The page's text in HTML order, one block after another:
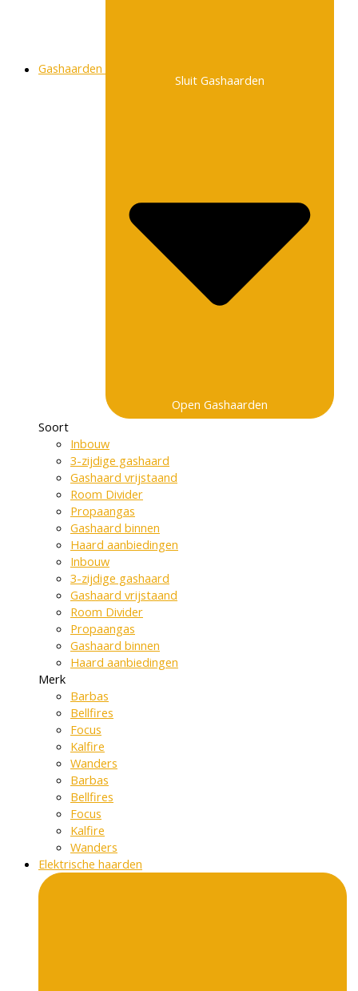
Gashaarden
Sluit Gashaarden
Open Gashaarden
Soort
Inbouw
3-zijdige gashaard
Gashaard vrijstaand
Room Divider
Propaangas
Gashaard binnen
Haard aanbiedingen
Inbouw
3-zijdige gashaard
Gashaard vrijstaand
Room Divider
Propaangas
Gashaard binnen
Haard aanbiedingen
Merk
Barbas
Bellfires
Focus
Kalfire
Wanders
Barbas
Bellfires
Focus
Kalfire
Wanders
Elektrische haarden